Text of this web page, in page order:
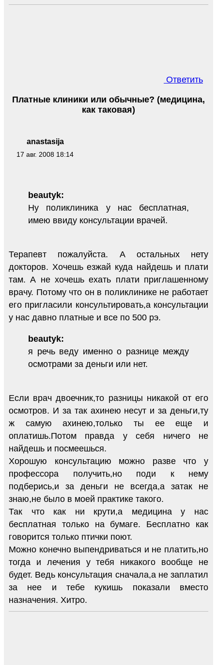
Ответить
anastasija
17 авг. 2008 18:14
Платные клиники или обычные? (медицина,
как таковая)
beautyk:
Ну поликлиника у нас бесплатная,
имею ввиду консультации врачей.
Терапевт пожалуйста. А остальных нету
докторов. Хочешь езжай куда найдешь и плати
там. А не хочешь ехать плати приглашенному
врачу. Потому что он в поликлинике не работает
его пригласили консультировать,а консультации
у нас давно платные и все по 500 рэ.
beautyk:
я речь веду именно о разнице между
осмотрами за деньги или нет.
Если врач двоечник,то разницы никакой от его
осмотров. И за так ахинею несут и за деньги,ту
ж самую ахинею,только ты ее еще и
оплатишь.Потом правда у себя ничего не
найдешь и посмеешься.
Хорошую консультацию можно разве что у
профессора получить,но поди к нему
подберись,и за деньги не всегда,а затак не
знаю,не было в моей практике такого.
Так что как ни крути,а медицина у нас
бесплатная только на бумаге. Бесплатно как
говорится только птички поют.
Можно конечно выпендриваться и не платить,но
тогда и лечения у тебя никакого вообще не
будет. Ведь консультация сначала,а не заплатил
за нее и тебе кукишь показали вместо
назначения. Хитро.